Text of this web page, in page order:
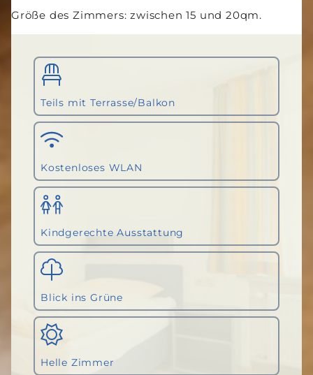
Größe des Zimmers: zwischen 15 und 20qm.
Teils mit Terrasse/Balkon
Kostenloses WLAN
Kindgerechte Ausstattung
Blick ins Grüne
Helle Zimmer